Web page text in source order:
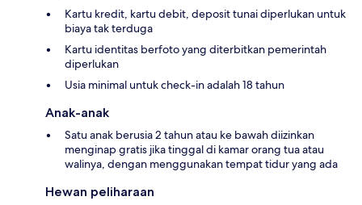
Kartu kredit, kartu debit, deposit tunai diperlukan untuk
biaya tak terduga
Kartu identitas berfoto yang diterbitkan pemerintah
diperlukan
Usia minimal untuk check-in adalah 18 tahun
Anak-anak
Satu anak berusia 2 tahun atau ke bawah diizinkan
menginap gratis jika tinggal di kamar orang tua atau
walinya, dengan menggunakan tempat tidur yang ada
Hewan peliharaan